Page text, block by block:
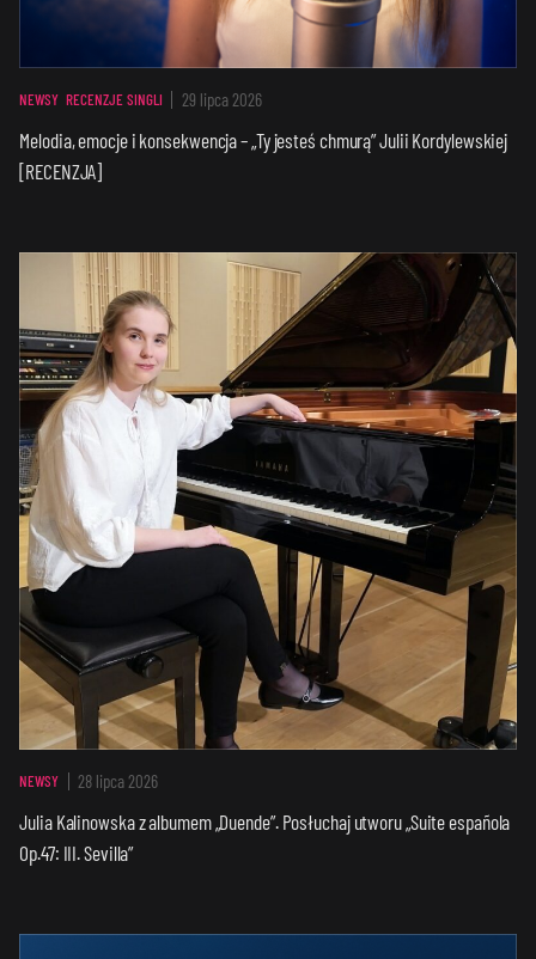
NEWSY RECENZJE SINGLI 29 lipca 2026
Melodia, emocje i konsekwencja – „Ty jesteś chmurą” Julii Kordylewskiej
[RECENZJA]
NEWSY 28 lipca 2026
Julia Kalinowska z albumem „Duende”. Posłuchaj utworu „Suite española
Op.47: III. Sevilla”